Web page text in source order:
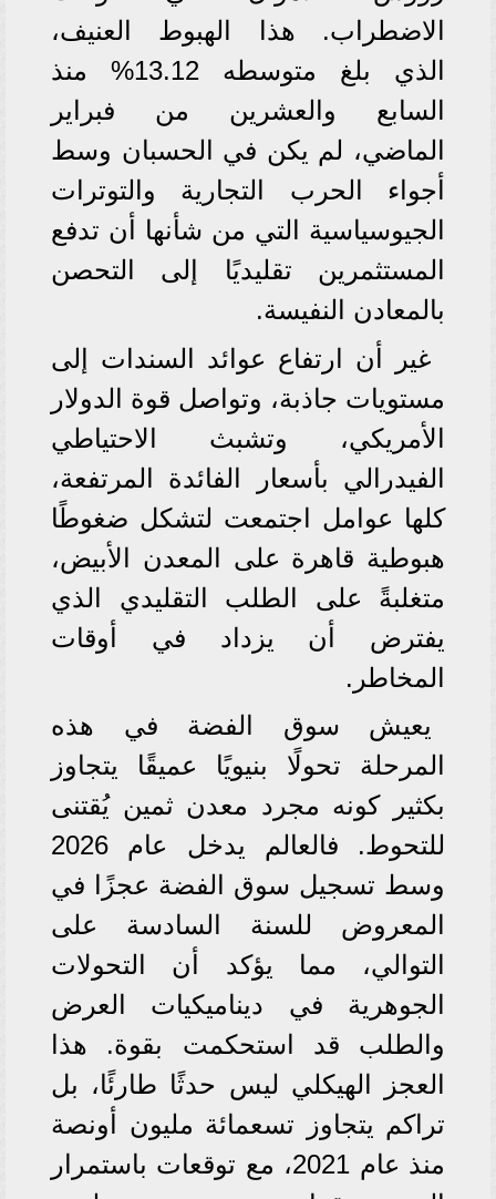
الاضطراب. هذا الهبوط العنيف،
الذي بلغ متوسطه 13.12% منذ
السابع والعشرين من فبراير
الماضي، لم يكن في الحسبان وسط
أجواء الحرب التجارية والتوترات
الجيوسياسية التي من شأنها أن تدفع
المستثمرين تقليديًا إلى التحصن
بالمعادن النفيسة.
غير أن ارتفاع عوائد السندات إلى
مستويات جاذبة، وتواصل قوة الدولار
الأمريكي، وتشبث الاحتياطي
الفيدرالي بأسعار الفائدة المرتفعة،
كلها عوامل اجتمعت لتشكل ضغوطًا
هبوطية قاهرة على المعدن الأبيض،
متغلبةً على الطلب التقليدي الذي
يفترض أن يزداد في أوقات
المخاطر.
يعيش سوق الفضة في هذه
المرحلة تحولًا بنيويًا عميقًا يتجاوز
بكثير كونه مجرد معدن ثمين يُقتنى
للتحوط. فالعالم يدخل عام 2026
وسط تسجيل سوق الفضة عجزًا في
المعروض للسنة السادسة على
التوالي، مما يؤكد أن التحولات
الجوهرية في ديناميكيات العرض
والطلب قد استحكمت بقوة. هذا
العجز الهيكلي ليس حدثًا طارئًا، بل
تراكم يتجاوز تسعمائة مليون أونصة
منذ عام 2021، مع توقعات باستمرار